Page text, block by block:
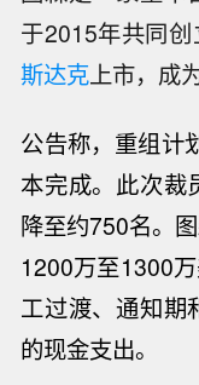
于2015年共同
斯达克上市，成
公告称， 重组计
本完成。 此次裁
降至约750名。
1200万至1300
工过渡、通知期
的现金支出。